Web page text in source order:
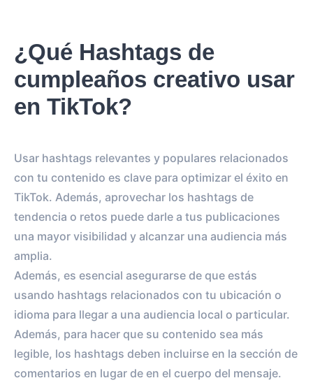
¿Qué Hashtags de
cumpleaños creativo usar
en TikTok?
Usar hashtags relevantes y populares relacionados
con tu contenido es clave para optimizar el éxito en
TikTok. Además, aprovechar los hashtags de
tendencia o retos puede darle a tus publicaciones
una mayor visibilidad y alcanzar una audiencia más
amplia.
Además, es esencial asegurarse de que estás
usando hashtags relacionados con tu ubicación o
idioma para llegar a una audiencia local o particular.
Además, para hacer que su contenido sea más
legible, los hashtags deben incluirse en la sección de
comentarios en lugar de en el cuerpo del mensaje.